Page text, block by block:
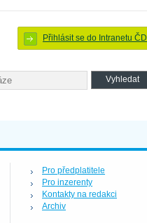
Přihlásit se do Intranetu ČD
Pro předplatitele
Pro inzerenty
Kontakty na redakci
Archiv